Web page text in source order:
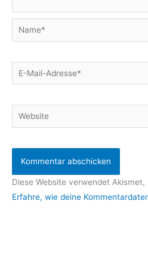
Name*
E-
Mail-
Website
Diese Website verwendet
Erfahre, wie deine